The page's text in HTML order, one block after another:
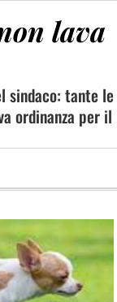
lava
sindaco: tante le
ordinanza per il